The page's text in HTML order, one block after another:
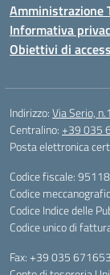
Amministrazione
Informativa
Obiettivi di
Indirizzo:Via Serio,
Centralino:+39 035
Posta elettronica
Codice fiscale:
Codice
Codice Indice delle
Codice unico di
Fax: +39 035 671653